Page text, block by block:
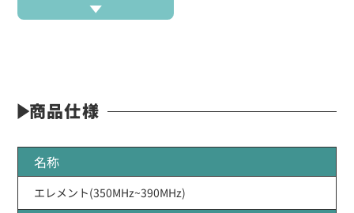
商品仕様
名称
エレメント(350MHz~390MHz)